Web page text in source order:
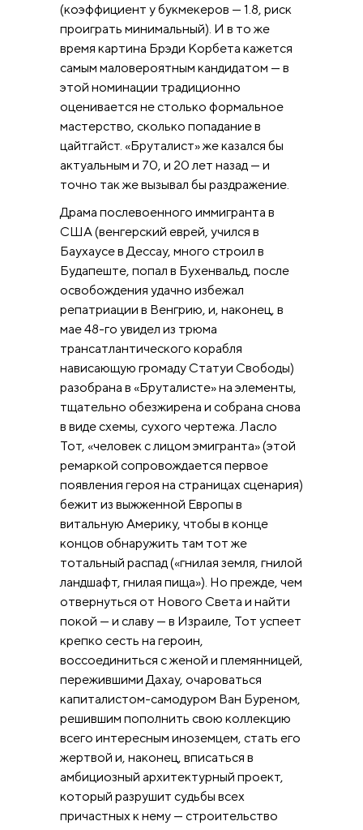
(коэффициент у букмекеров — 1.8, риск
проиграть минимальный). И в то же
время картина Брэди Корбета кажется
самым маловероятным кандидатом — в
этой номинации традиционно
оценивается не столько формальное
мастерство, сколько попадание в
цайтгайст. «Бруталист» же казался бы
актуальным и 70, и 20 лет назад — и
точно так же вызывал бы раздражение.
Драма послевоенного иммигранта в
США (венгерский еврей, учился в
Баухаусе в Дессау, много строил в
Будапеште, попал в Бухенвальд, после
освобождения удачно избежал
репатриации в Венгрию, и, наконец, в
мае 48-го увидел из трюма
трансатлантического корабля
нависающую громаду Статуи Свободы)
разобрана в «Бруталисте» на элементы,
тщательно обезжирена и собрана снова
в виде схемы, сухого чертежа. Ласло
Тот, «человек с лицом эмигранта» (этой
ремаркой сопровождается первое
появления героя на страницах сценария)
бежит из выжженной Европы в
витальную Америку, чтобы в конце
концов обнаружить там тот же
тотальный распад («гнилая земля, гнилой
ландшафт, гнилая пища»). Но прежде, чем
отвернуться от Нового Света и найти
покой — и славу — в Израиле, Тот успеет
крепко сесть на героин,
воссоединиться с женой и племянницей,
пережившими Дахау, очароваться
капиталистом-самодуром Ван Буреном,
решившим пополнить свою коллекцию
всего интересным иноземцем, стать его
жертвой и, наконец, вписаться в
амбициозный архитектурный проект,
который разрушит судьбы всех
причастных к нему — строительство